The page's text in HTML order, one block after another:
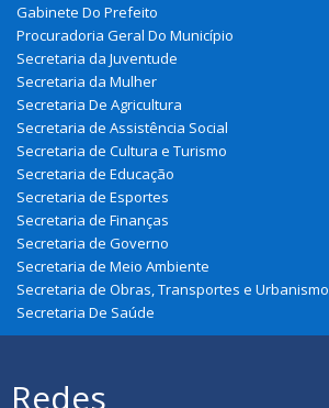
Gabinete Do Prefeito
Procuradoria Geral Do Município
Secretaria da Juventude
Secretaria da Mulher
Secretaria De Agricultura
Secretaria de Assistência Social
Secretaria de Cultura e Turismo
Secretaria de Educação
Secretaria de Esportes
Secretaria de Finanças
Secretaria de Governo
Secretaria de Meio Ambiente
Secretaria de Obras, Transportes e Urbanismo
Secretaria De Saúde
Redes